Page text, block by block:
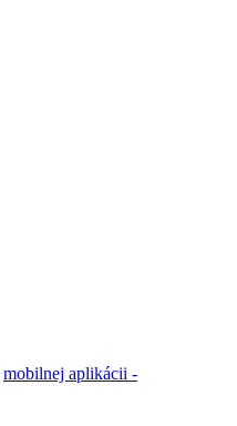
mobilnej aplikácii -